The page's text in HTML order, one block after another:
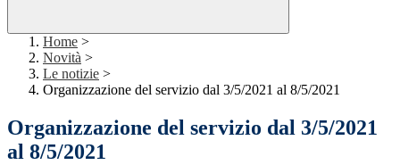
Home >
Novità >
Le notizie >
Organizzazione del servizio dal 3/5/2021 al 8/5/2021
Organizzazione del servizio dal 3/5/2021
al 8/5/2021